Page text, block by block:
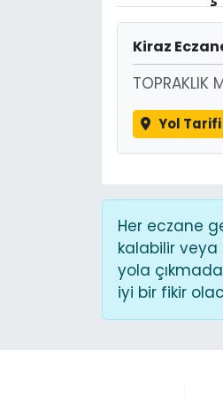
Kiraz
TOPRAKLIK
Yol Tarifi
Her eczane
kalabilir
yola
iyi bir fikir